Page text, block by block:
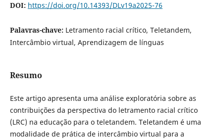
DOI: https://doi.org/10.14393/DLv19a2025-76
Palavras-chave: Letramento racial crítico, Teletandem,
Intercâmbio virtual, Aprendizagem de línguas
Resumo
Este artigo apresenta uma análise exploratória sobre as
contribuições da perspectiva do letramento racial crítico
(LRC) na educação para o teletandem. Teletandem é uma
modalidade de prática de intercâmbio virtual para a